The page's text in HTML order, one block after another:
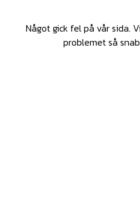
Något gick fel på vår sida.
problemet så